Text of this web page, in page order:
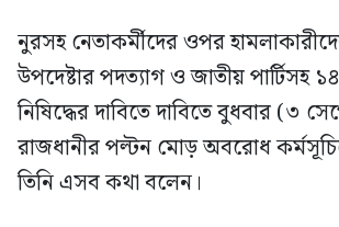
নুরসহ নেতাকর্মীদের ওপর হামলাকারীদের
উপদেষ্টার পদত্যাগ ও জাতীয় পার্টিসহ
নিষিদ্ধের দাবিতে দাবিতে বুধবার (৩
রাজধানীর পল্টন মোড় অবরোধ
তিনি এসব কথা বলেন।